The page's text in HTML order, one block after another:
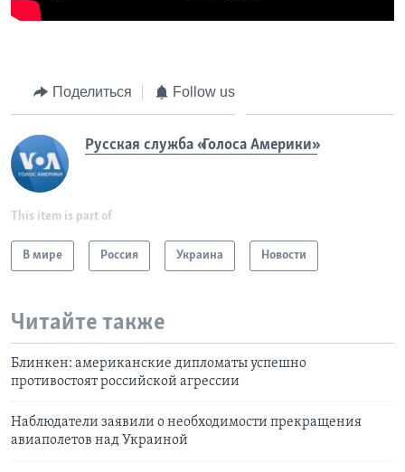
Поделиться Follow us
Русская служба «Голоса Америки»
This item is part of
В мире Россия Украина Новости
Читайте также
Блинкен: американские дипломаты успешно
противостоят российской агрессии
Наблюдатели заявили о необходимости прекращения
авиаполетов над Украиной